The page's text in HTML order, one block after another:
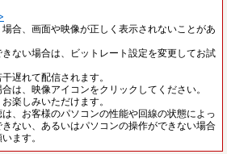
合、画面や映像が正しく表示されないことがあ
きない場合は、ビットレート設定を変更してお試
遅れて配信されます。
は、映像アイコンをクリックしてください。
楽しみいただけます。
は、お客様のパソコンの性能や回線の状態によっ
ない、あるいはパソコンの操作ができない場合
ます。